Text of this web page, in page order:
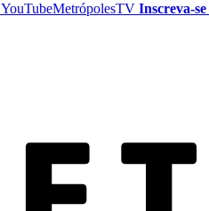
YouTubeMetrópolesTV Inscreva-se